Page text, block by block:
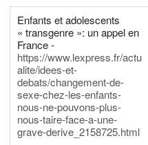
Enfants et adolescents
« transgenre »: un appel en
France -
https://www.lexpress.fr/actu
alite/idees-et-
debats/changement-de-
sexe-chez-les-enfants-
nous-ne-pouvons-plus-
nous-taire-face-a-une-
grave-derive_2158725.html